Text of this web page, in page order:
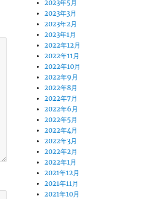
2023年5月
2023年3月
2023年2月
2023年1月
2022年12月
2022年11月
2022年10月
2022年9月
2022年8月
2022年7月
2022年6月
2022年5月
2022年4月
2022年3月
2022年2月
2022年1月
2021年12月
2021年11月
2021年10月